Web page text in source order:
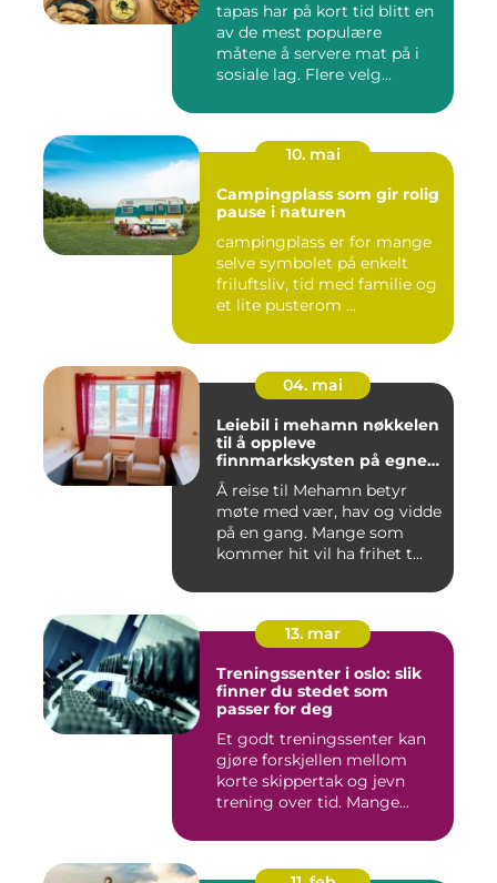
tapas har på kort tid blitt en
av de mest populære
måtene å servere mat på i
sosiale lag. Flere velg...
10. mai
Campingplass som gir rolig
pause i naturen
campingplass er for mange
selve symbolet på enkelt
friluftsliv, tid med familie og
et lite pusterom ...
04. mai
Leiebil i mehamn nøkkelen
til å oppleve
finnmarkskysten på egne
premisser
Å reise til Mehamn betyr
møte med vær, hav og vidde
på en gang. Mange som
kommer hit vil ha frihet t...
13. mar
Treningssenter i oslo: slik
finner du stedet som
passer for deg
Et godt treningssenter kan
gjøre forskjellen mellom
korte skippertak og jevn
trening over tid. Mange...